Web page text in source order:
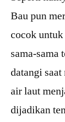
Bau pun
cocok
sama-sama
datangi
air laut
dijadikan